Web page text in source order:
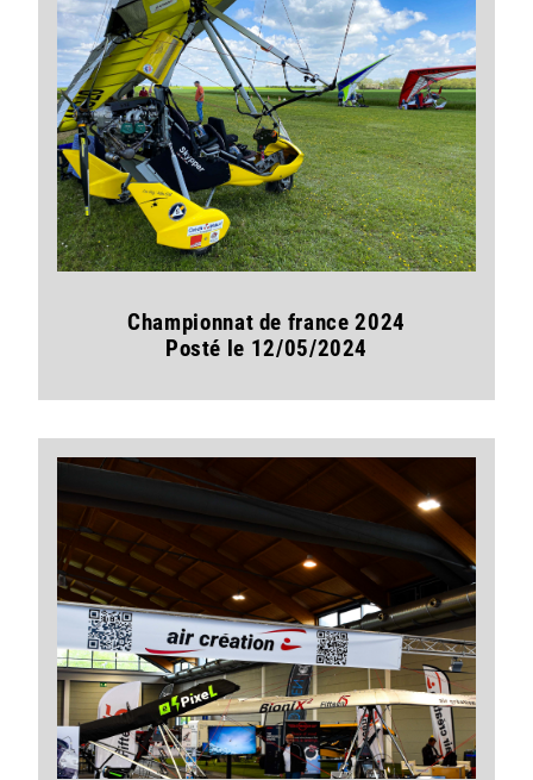
Championnat de france 2024
Posté le 12/05/2024